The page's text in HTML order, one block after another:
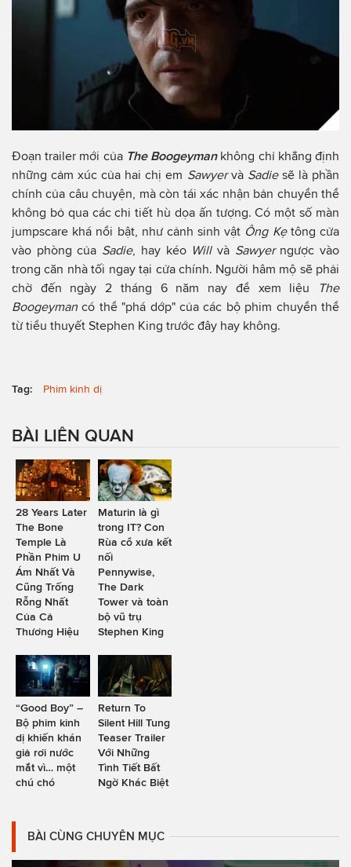
Đoạn trailer mới của The Boogeymankhông chỉ khẳng định
những cảm xúc của hai chị em Sawyervà Sadiesẽ là phần
chính của câu chuyện, mà còn tái xác nhận bản chuyển thể
không bỏ qua các chi tiết hù dọa ấn tượng. Có một số màn
jumpscare khá nổi bật, như cảnh sinh vật Ông Kẹtông cửa
vào phòng của Sadie, hay kéo Will và Sawyerngược vào
trong căn nhà tối ngay tại cửa chính. Người hâm mộ sẽ phải
chờ đến ngày 2 tháng 6 năm nay để xem liệu
The
Boogeymancó thể "phá dớp" của các bộ phim chuyển thể
từ tiểu thuyết Stephen King trước đây hay không.
Tag: Phim kinh dị
BÀI LIÊN QUAN
28 Years Later
The Bone
Temple Là
Phần Phim U
Ám Nhất Và
Cũng Trống
Rỗng Nhất
Của Cả
Thương Hiệu
Maturin là gì
trong IT? Con
Rùa cổ xưa kết
nối
Pennywise,
The Dark
Tower và toàn
bộ vũ trụ
Stephen King
“Good Boy” –
Bộ phim kinh
dị khiến khán
giả rơi nước
mắt vì… một
chú chó
Return To
Silent Hill Tung
Teaser Trailer
Với Những
Tình Tiết Bất
Ngờ Khác Biệt
BÀI CÙNG CHUYÊN MỤC